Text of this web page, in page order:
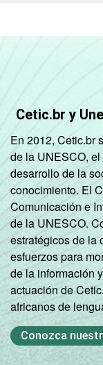
Cetic.br y
En 2012, Cetic.br
de la UNESCO,
desarrollo de la
conocimiento. El
Comunicación e
de la UNESCO.
estratégicos de la
esfuerzos para
de la información
actuación de
africanos de
Conozca